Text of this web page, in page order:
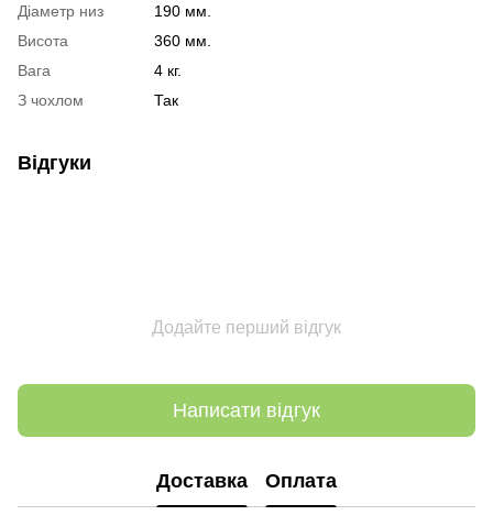
Діаметр низ
190 мм.
Висота
360 мм.
Вага
4 кг.
З чохлом
Так
Відгуки
Додайте перший відгук
Написати відгук
Доставка Оплата